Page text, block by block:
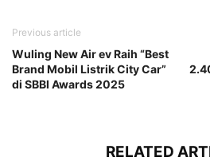
Previous article
Wuling New Air ev Raih “Best
Brand Mobil Listrik City Car”
di SBBI Awards 2025
RELATED